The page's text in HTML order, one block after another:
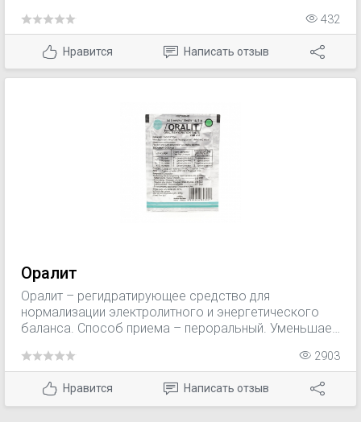
антисептическое и спазмолитическое действие на
кишечник.
432
Нравится Написать отзыв
Оралит
Оралит – регидратирующее средство для
нормализации электролитного и энергетического
баланса. Способ приема – пероральный. Уменьшает
Эффективно восстанавливает потерянный калий,
натрий и воду. Используется для восстановления
жидкости и потерянных электролитов при диарее.
Нормализует, нарушенные обезвоживанием,
2903
Нравится Написать отзыв